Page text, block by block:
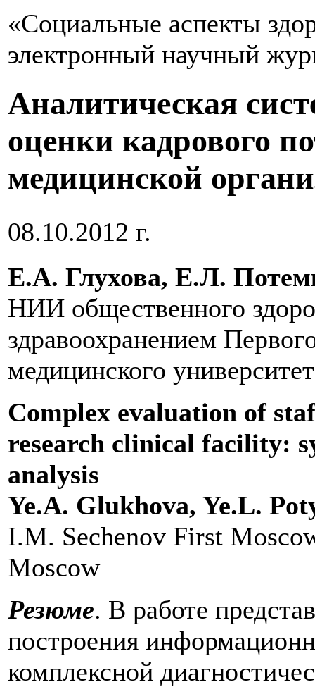
«Социальные аспекты
электронный научный
Аналитическая
оценки кадрового
медицинской
08.10.2012 г.
Е.А. Глухова, Е.Л.
НИИ общественного
здравоохранением
медицинского
Complex evaluation of
research clinical facility:
analysis
Ye.A. Glukhova, Ye.L.
I.M. Sechenov First
Moscow
Резюме. В работе
построения
комплексной